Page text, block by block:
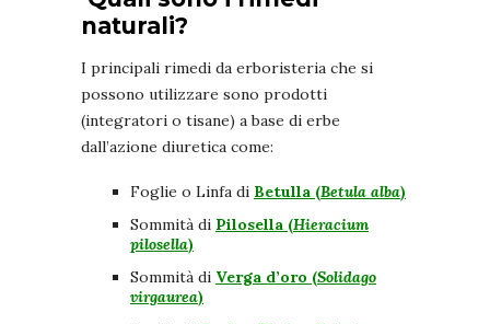
naturali?
I principali rimedi da erboristeria che si
possono utilizzare sono prodotti
(integratori o tisane) a base di erbe
dall’azione diuretica come:
Foglie o Linfa di Betulla (Betula alba)
Sommità di Pilosella (Hieracium
pilosella)
Sommità di Verga d’oro (Solidago
virgaurea)